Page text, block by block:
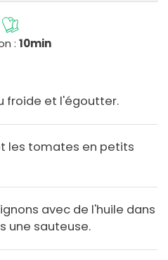
: 10min
froide et l'égoutter.
les tomates en petits
avec de l'huile dans
une sauteuse.